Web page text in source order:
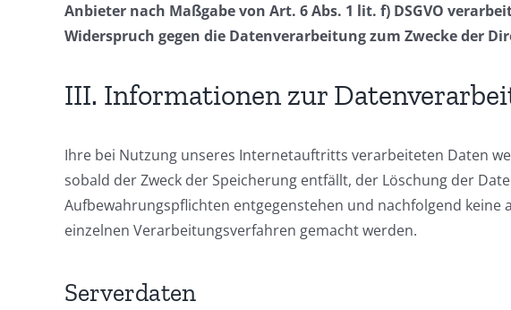
Anbieter nach Maßgabe von Art. 6 Abs. 1 lit. f) DSGVO
Widerspruch gegen die Datenverarbeitung zum Zwecke der
III. Informationen zur
Ihre bei Nutzung unseres Internetauftritts verarbeiteten Daten
sobald der Zweck der Speicherung entfällt, der Löschung der
Aufbewahrungspflichten entgegenstehen und nachfolgend keine
einzelnen Verarbeitungsverfahren gemacht werden.
Serverdaten